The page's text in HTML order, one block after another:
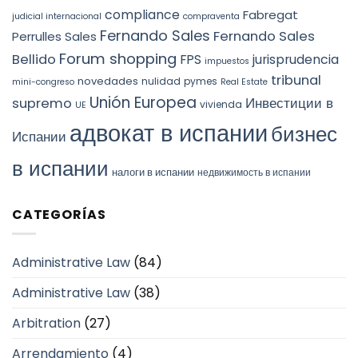
judicial internacional compliance compraventa Fabregat
Perrulles Sales Fernando Sales Fernando Sales
Bellido Forum shopping FPS impuestos jurisprudencia
mini-congreso novedades nulidad pymes Real Estate tribunal
supremo UE Unión Europea vivienda Инвестиции в
Испании адвокат в испаниибизнес
в испании налоги в испании недвижимость в испании
CATEGORÍAS
Administrative Law (84)
Administrative Law (38)
Arbitration (27)
Arrendamiento (4)